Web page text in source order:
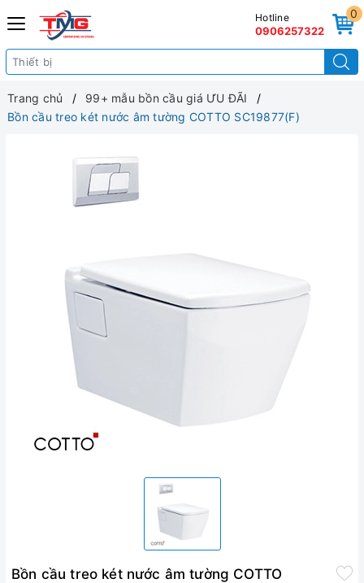
0
Hotline
0906257322
Trang chủ
99+ mẫu bồn cầu giá ƯU ĐÃI
Bồn cầu treo két nước âm tường COTTO SC19877(F)
Bồn cầu treo két nước âm tường COTTO